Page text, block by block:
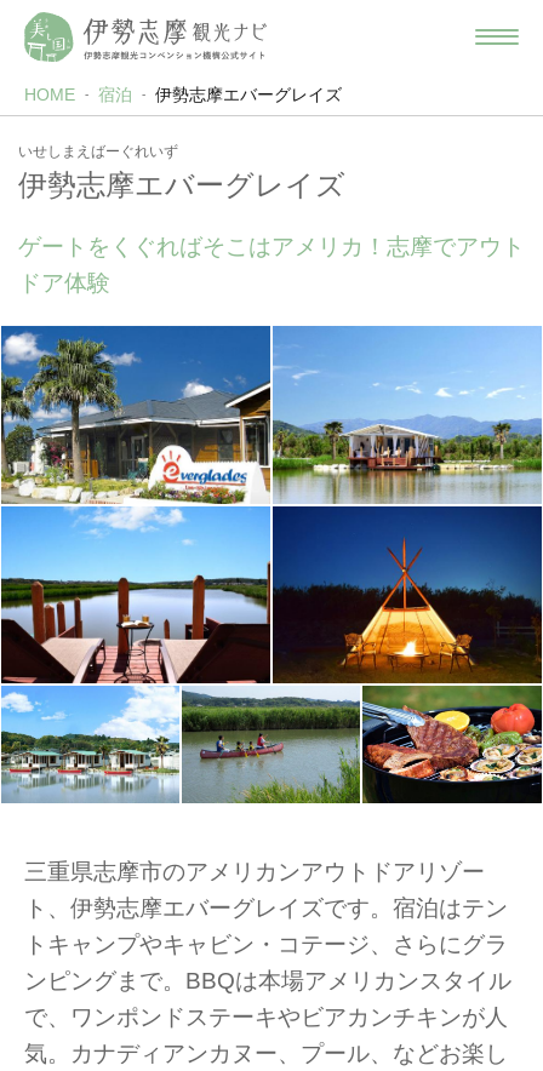
HOME 宿泊 伊勢志摩エバーグレイズ
いせしまえばーぐれいず
伊勢志摩エバーグレイズ
ゲートをくぐればそこはアメリカ！志摩でアウト
ドア体験
三重県志摩市のアメリカンアウトドアリゾー
ト、伊勢志摩エバーグレイズです。宿泊はテン
トキャンプやキャビン・コテージ、さらにグラ
ンピングまで。BBQは本場アメリカンスタイル
で、ワンポンドステーキやビアカンチキンが人
気。カナディアンカヌー、プール、などお楽し